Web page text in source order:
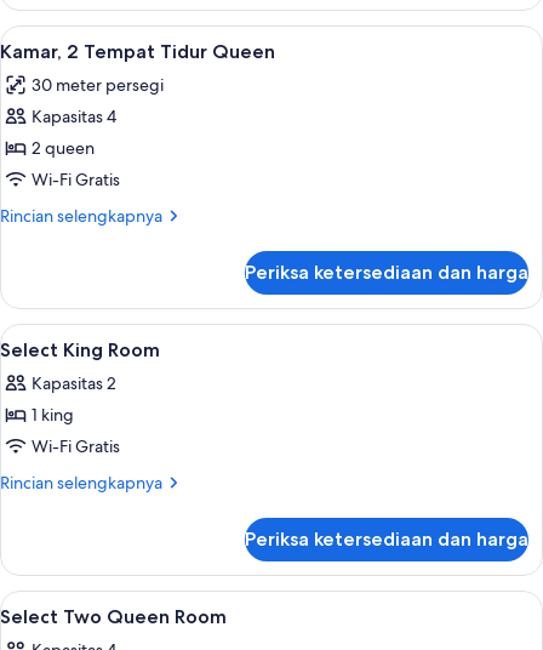
Renovated)
Tempat
King
(Newly
Lihat
semua
foto
untuk
Kamar,
2
Tempat
Kamar, 2 Tempat Tidur Queen |
6
Kamar, 2 Tempat Tidur Queen
30 meter persegi
Kapasitas 4
2 queen
Wi-Fi Gratis
Rincian selengkapnya
Rincian
Kamar,
Tempat
Queen
Periksa ketersediaan dan harga
Lihat
semua
foto
untuk
Select
King
Seprai premium, meja kerja, tirai
3
Select King Room
Kapasitas 2
1 king
Wi-Fi Gratis
Rincian selengkapnya
Rincian
Select
King
Room
Periksa ketersediaan dan harga
Lihat
semua
Seprai premium, meja kerja, tirai
3
Select Two Queen Room